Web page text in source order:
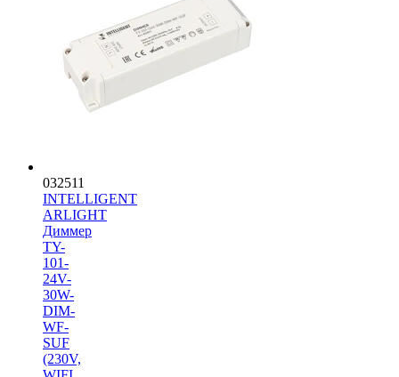
032511
INTELLIGENT
ARLIGHT
Диммер
TY-
101-
24V-
30W-
DIM-
WF-
SUF
(230V,